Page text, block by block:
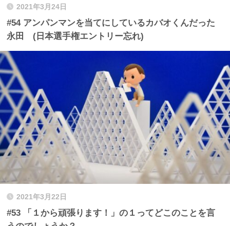
2021年3月24日
#54 アンパンマンを当てにしているカバオくんだった
永田 (日本選手権エントリー忘れ)
2021年3月22日
#53 「１から頑張ります！」の１ってどこのことを言